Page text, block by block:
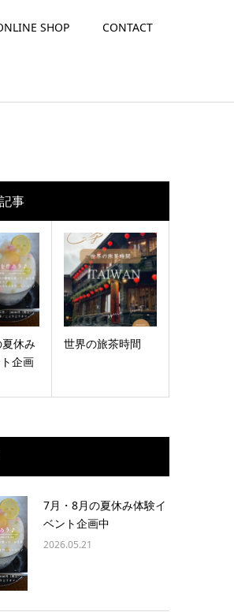
SHOP CONTACT
事
休み
企画
世界の旅茶時間
7月・8月の夏休み体験イ
ベント企画中
2026.05.21